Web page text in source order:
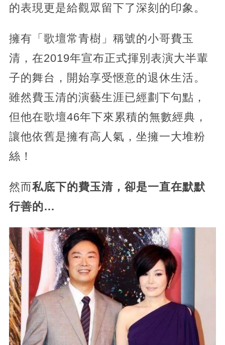
的表現更是給觀眾留下了深刻的印象。
擁有「歌壇常青樹」稱號的小哥費玉
清，在2019年宣布正式揮別表演大半輩
子的舞台，開始享受愜意的退休生活。
雖然費玉清的演藝生涯已經劃下句點，
但他在歌壇46年下來累積的無數經典，
讓他依舊是擁有高人氣，坐擁一大堆粉
絲！
然而私底下的費玉清，卻是一直在默默
行善的…